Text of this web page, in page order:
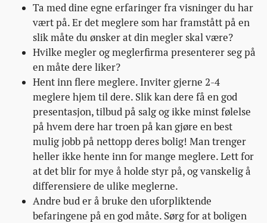
Ta med dine egne erfaringer fra visninger du har
vært på. Er det meglere som har framstått på en
slik måte du ønsker at din megler skal være?
Hvilke megler og meglerfirma presenterer seg på
en måte dere liker?
Hent inn flere meglere. Inviter gjerne 2-4
meglere hjem til dere. Slik kan dere få en god
presentasjon, tilbud på salg og ikke minst følelse
på hvem dere har troen på kan gjøre en best
mulig jobb på nettopp deres bolig! Man trenger
heller ikke hente inn for mange meglere. Lett for
at det blir for mye å holde styr på, og vanskelig å
differensiere de ulike meglerne.
Andre bud er å bruke den uforpliktende
befaringene på en god måte. Sørg for at boligen